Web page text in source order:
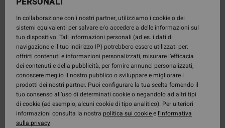
In collaborazione con i nostri partner, utilizziamo i cookie o dei
sistemi equivalenti per salvare e/o accedere a delle informazioni sul
tuo dispositivo. Tali informazioni personali (ad es. i dati di
navigazione e il tuo indirizzo IP) potrebbero essere utilizzati per:
offrirti contenuti e informazioni personalizzati, misurare l’efficacia
dei contenuti e della pubblicità, per fornire annunci personalizzati,
conoscere meglio il nostro pubblico o sviluppare e migliorare i
prodotti dei nostri partner. Puoi configurare la tua scelta fornendo il
tuo consenso all’uso di determinati cookie o negandolo ad altri tipi
di cookie (ad esempio, alcuni cookie di tipo analitico). Per ulteriori
informazioni consulta la nostra politica sui cookiee l'informativa
sulla privacy.